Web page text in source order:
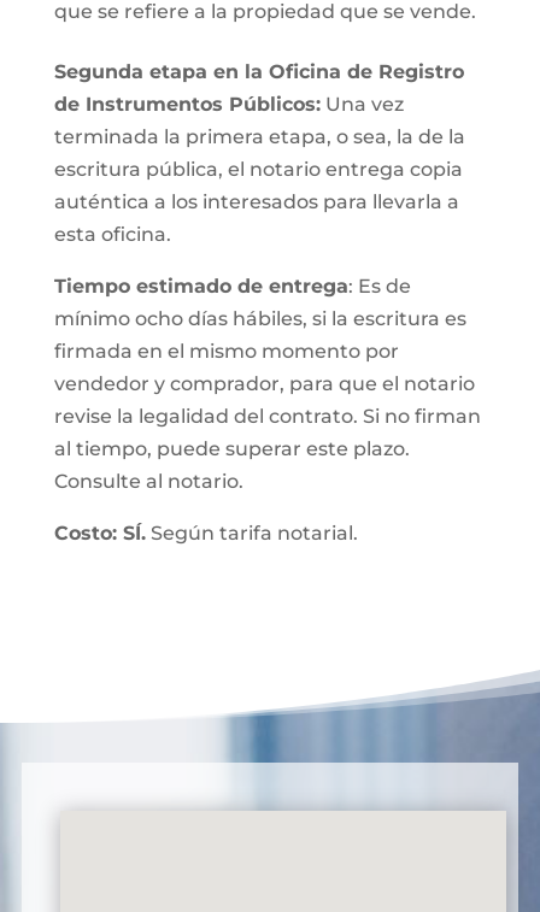
que se refiere a la propiedad que se vende.
Segunda etapa en la Oficina de Registro
de Instrumentos Públicos:Una vez
terminada la primera etapa, o sea, la de la
escritura pública, el notario entrega copia
auténtica a los interesados para llevarla a
esta oficina.
Tiempo estimado de entrega: Es de
mínimo ocho días hábiles, si la escritura es
firmada en el mismo momento por
vendedor y comprador, para que el notario
revise la legalidad del contrato. Si no firman
al tiempo, puede superar este plazo.
Consulte al notario.
Costo: SÍ.Según tarifa notarial.